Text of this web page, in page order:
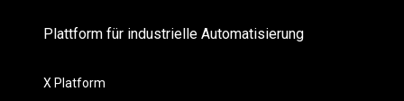
Plattform für industrielle Automatisierung
X Platform